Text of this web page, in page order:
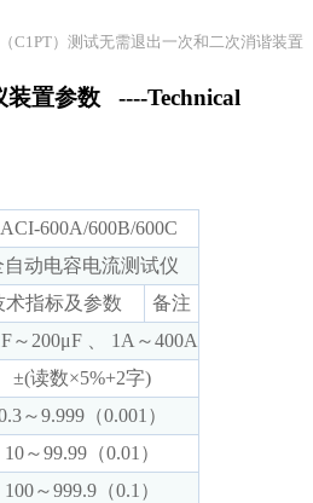
C1PT）测试无需退出一次和二次消谐装置
装置参数 ----Technical
600A/600B/600C
自动电容电流测试仪
术指标及参数
备注
～200μF 、 1A～400A
±(读数×5%+2字)
～9.999（0.001）
10～99.99（0.01）
100～999.9（0.1）